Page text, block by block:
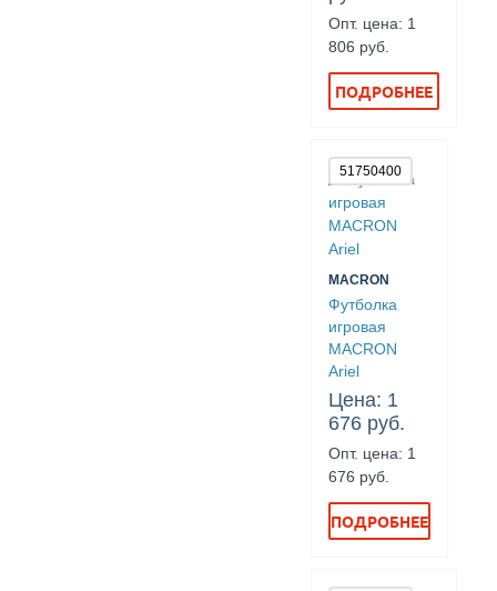
Опт. цена: 1
806 руб.
ПОДРОБНЕЕ
51750400
MACRON
Футболка
игровая
MACRON
Ariel
Цена: 1
676 руб.
Опт. цена: 1
676 руб.
ПОДРОБНЕЕ